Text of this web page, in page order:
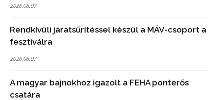
2026.08.07
Rendkívüli járatsűrítéssel készül a MÁV-csoport a
fesztiválra
2026.08.07
A magyar bajnokhoz igazolt a FEHA ponterős
csatára